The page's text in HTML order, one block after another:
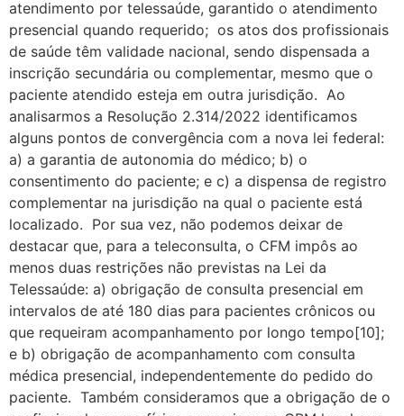
atendimento por telessaúde, garantido o atendimento
presencial quando requerido; os atos dos profissionais
de saúde têm validade nacional, sendo dispensada a
inscrição secundária ou complementar, mesmo que o
paciente atendido esteja em outra jurisdição. Ao
analisarmos a Resolução 2.314/2022 identificamos
alguns pontos de convergência com a nova lei federal:
a) a garantia de autonomia do médico; b) o
consentimento do paciente; e c) a dispensa de registro
complementar na jurisdição na qual o paciente está
localizado. Por sua vez, não podemos deixar de
destacar que, para a teleconsulta, o CFM impôs ao
menos duas restrições não previstas na Lei da
Telessaúde: a) obrigação de consulta presencial em
intervalos de até 180 dias para pacientes crônicos ou
que requeiram acompanhamento por longo tempo[10];
e b) obrigação de acompanhamento com consulta
médica presencial, independentemente do pedido do
paciente. Também consideramos que a obrigação de o